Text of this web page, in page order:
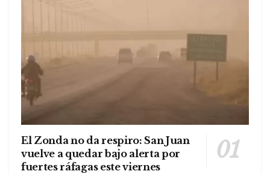
El Zonda no da respiro: San Juan
vuelve a quedar bajo alerta por
fuertes ráfagas este viernes